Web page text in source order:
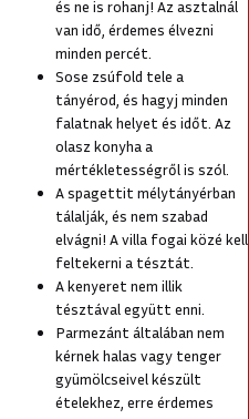
és ne is rohanj! Az asztalnál
van idő, érdemes élvezni
minden percét.
Sose zsúfold tele a
tányérod, és hagyj minden
falatnak helyet és időt. Az
olasz konyha a
mértékletességről is szól.
A spagettit mélytányérban
tálalják, és nem szabad
elvágni! A villa fogai közé kell
feltekerni a tésztát.
A kenyeret nem illik
tésztával együtt enni.
Parmezánt általában nem
kérnek halas vagy tenger
gyümölcseivel készült
ételekhez, erre érdemes